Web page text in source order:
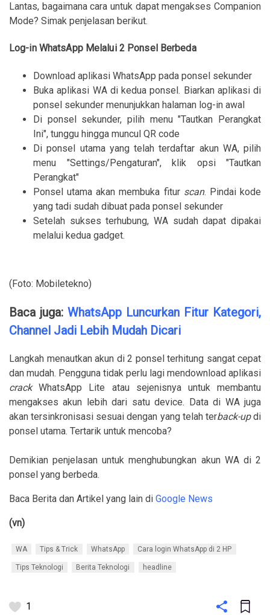
Lantas, bagaimana cara untuk dapat mengakses Companion
Mode? Simak penjelasan berikut.
Log-in WhatsApp Melalui 2 Ponsel Berbeda
Download aplikasi WhatsApp pada ponsel sekunder
Buka aplikasi WA di kedua ponsel. Biarkan aplikasi di
ponsel sekunder menunjukkan halaman log-in awal
Di ponsel sekunder, pilih menu "Tautkan Perangkat
Ini", tunggu hingga muncul QR code
Di ponsel utama yang telah terdaftar akun WA, pilih
menu "Settings/Pengaturan", klik opsi "Tautkan
Perangkat"
Ponsel utama akan membuka fiturscan. Pindai kode
yang tadi sudah dibuat pada ponsel sekunder
Setelah sukses terhubung, WA sudah dapat dipakai
melalui kedua gadget.
(Foto: Mobiletekno)
Baca juga: WhatsApp Luncurkan Fitur Kategori,
Channel Jadi Lebih Mudah Dicari
Langkah menautkan akun di 2 ponsel terhitung sangat cepat
dan mudah. Pengguna tidak perlu lagi mendownload aplikasi
crackWhatsApp Lite atau sejenisnya untuk membantu
mengakses akun lebih dari satu device. Data di WA juga
akan tersinkronisasi sesuai dengan yang telah terback-updi
ponsel utama. Tertarik untuk mencoba?
Demikian penjelasan untuk menghubungkan akun WA di 2
ponsel yang berbeda.
Baca Berita dan Artikel yang lain di Google News
(vn)
WA Tips & Trick WhatsApp Cara login WhatsApp di 2 HP
Tips Teknologi Berita Teknologi headline
1